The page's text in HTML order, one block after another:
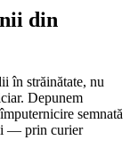
din
în străinătate, nu
Depunem
semnată
— prin curier